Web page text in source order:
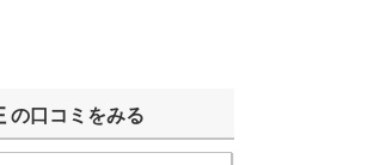
の口コミをみる